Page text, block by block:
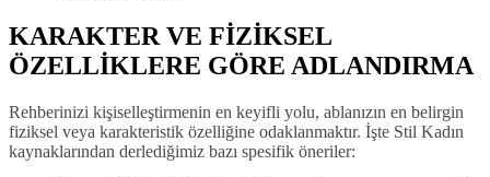
KARAKTER VE FİZİKSEL
ÖZELLİKLERE GÖRE ADLANDIRMA
Rehberinizi kişiselleştirmenin en keyifli yolu, ablanızın en belirgin
fiziksel veya karakteristik özelliğine odaklanmaktır. İşte Stil Kadın
kaynaklarından derlediğimiz bazı spesifik öneriler: